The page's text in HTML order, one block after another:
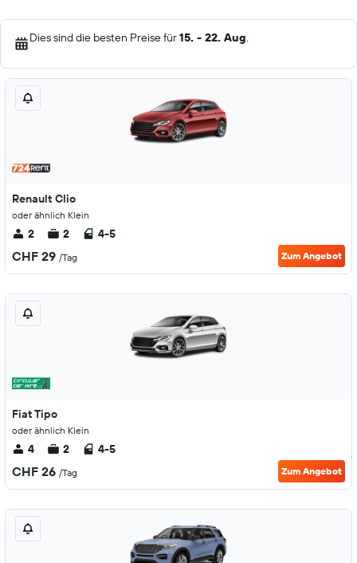
Dies sind die besten Preise für15. - 22. Aug.
Renault Clio
oder ähnlich Klein
2 2 4-5
CHF 29 /Tag Zum Angebot
Fiat Tipo
oder ähnlich Klein
4 2 4-5
CHF 26 /Tag Zum Angebot